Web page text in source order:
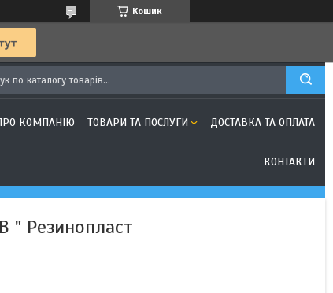
Кошик
КОМПАНІЮ ТОВАРИ ТА ПОСЛУГИ ДОСТАВКА ТА ОПЛАТА
КОНТАКТИ
" Резинопласт